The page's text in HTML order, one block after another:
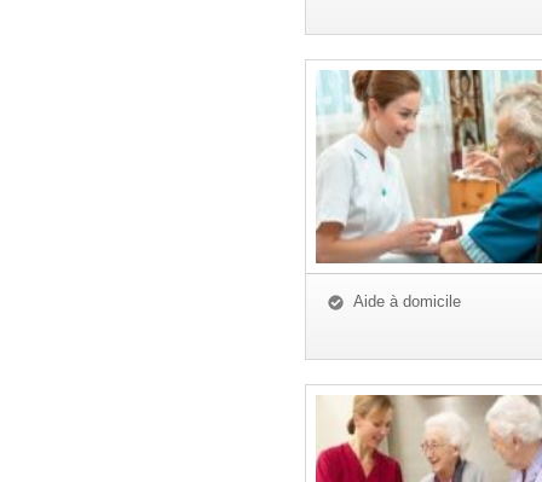
Aide à domicile